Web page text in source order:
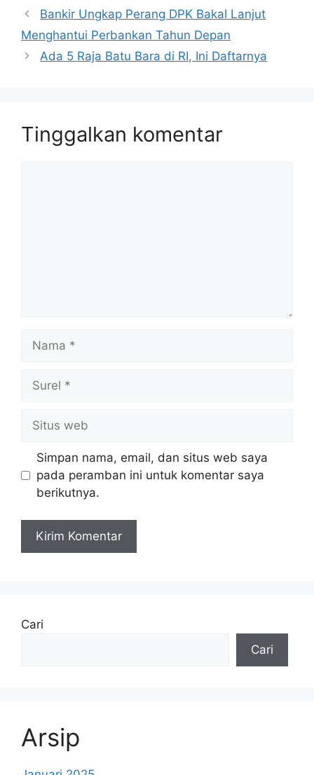
Bankir Ungkap Perang DPK Bakal Lanjut
Menghantui Perbankan Tahun Depan
Ada 5 Raja Batu Bara di RI, Ini Daftarnya
Tinggalkan komentar
Nama
Surel
Situs
web
Simpan nama, email, dan situs web saya
pada peramban ini untuk komentar saya
berikutnya.
Cari
Cari
Arsip